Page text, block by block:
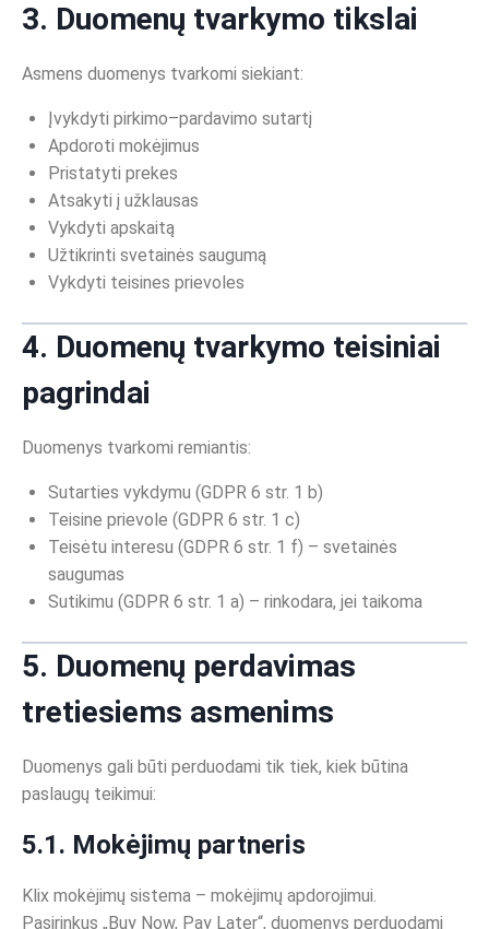
3. Duomenų tvarkymo tikslai
Asmens duomenys tvarkomi siekiant:
Įvykdyti pirkimo–pardavimo sutartį
Apdoroti mokėjimus
Pristatyti prekes
Atsakyti į užklausas
Vykdyti apskaitą
Užtikrinti svetainės saugumą
Vykdyti teisines prievoles
4. Duomenų tvarkymo teisiniai
pagrindai
Duomenys tvarkomi remiantis:
Sutarties vykdymu (GDPR 6 str. 1 b)
Teisine prievole (GDPR 6 str. 1 c)
Teisėtu interesu (GDPR 6 str. 1 f) – svetainės
saugumas
Sutikimu (GDPR 6 str. 1 a) – rinkodara, jei taikoma
5. Duomenų perdavimas
tretiesiems asmenims
Duomenys gali būti perduodami tik tiek, kiek būtina
paslaugų teikimui:
5.1. Mokėjimų partneris
Klix mokėjimų sistema – mokėjimų apdorojimui.
Pasirinkus „Buy Now, Pay Later“, duomenys perduodami